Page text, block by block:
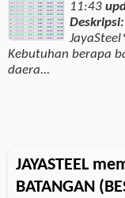
11:43
Kebutuhan berapa
daera...
JAYASTEEL
BATANGAN